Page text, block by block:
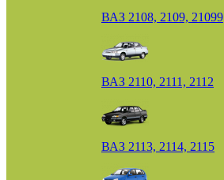
ВАЗ 2108, 2109, 21099
ВАЗ 2110, 2111, 2112
ВАЗ 2113, 2114, 2115